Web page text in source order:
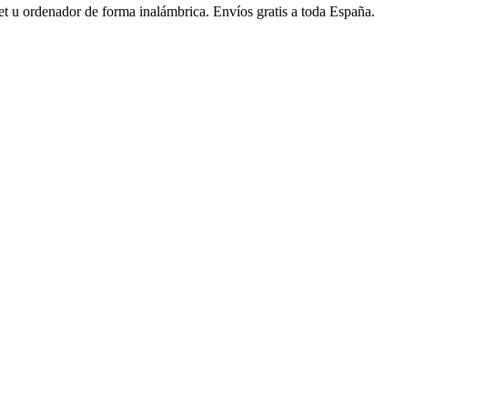
ordenador de forma inalámbrica. Envíos gratis a toda España.